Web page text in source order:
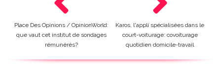
Place Des Opinions / OpinionWorld:
que vaut cet institut de sondages
rémunérés?
Karos, l'appli spécialisées dans le
court-voiturage: covoiturage
quotidien domicile-travail